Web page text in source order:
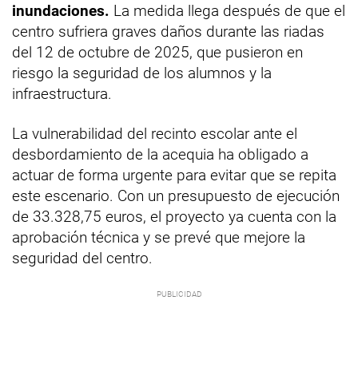
inundaciones. La medida llega después de que el
centro sufriera graves daños durante las riadas
del 12 de octubre de 2025, que pusieron en
riesgo la seguridad de los alumnos y la
infraestructura.
La vulnerabilidad del recinto escolar ante el
desbordamiento de la acequia ha obligado a
actuar de forma urgente para evitar que se repita
este escenario. Con un presupuesto de ejecución
de 33.328,75 euros, el proyecto ya cuenta con la
aprobación técnica y se prevé que mejore la
seguridad del centro.